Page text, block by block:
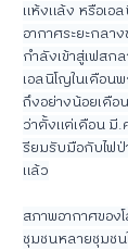
แห้งแล้ง หรือเอ
อากาศระยะกลา
กำลังเข้าสู่เฟสก
เอลนิโญในเดือน
ถึงอย่างน้อยเดื
ว่าตั้งแต่เดือน มี.
รียมรับมือกับไฟ
แล้ว
สภาพอากาศขอ
ชุมชนหลายชุมชน